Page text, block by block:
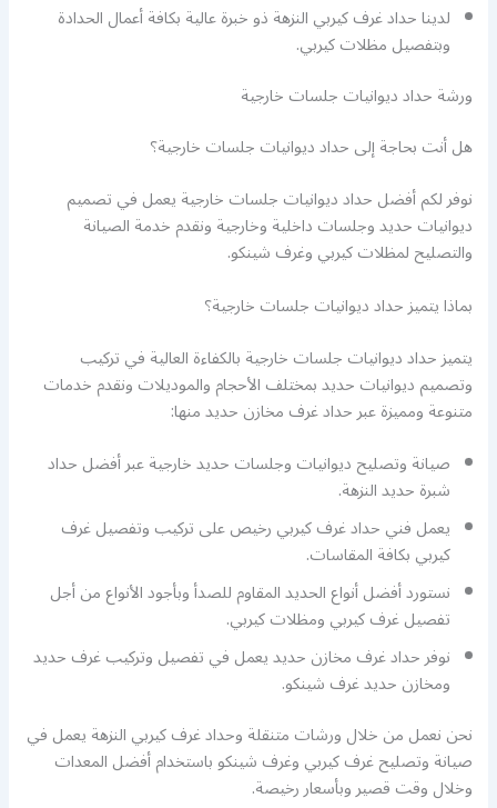
لدينا حداد غرف كيربي النزهة ذو خبرة عالية بكافة أعمال الحدادة
وبتفصيل مظلات كيربي.
ورشة حداد ديوانيات جلسات خارجية
هل أنت بحاجة إلى حداد ديوانيات جلسات خارجية؟
نوفر لكم أفضل حداد ديوانيات جلسات خارجية يعمل في تصميم
ديوانيات حديد وجلسات داخلية وخارجية ونقدم خدمة الصيانة
والتصليح لمظلات كيربي وغرف شينكو.
بماذا يتميز حداد ديوانيات جلسات خارجية؟
يتميز حداد ديوانيات جلسات خارجية بالكفاءة العالية في تركيب
وتصميم ديوانيات حديد بمختلف الأحجام والموديلات ونقدم خدمات
متنوعة ومميزة عبر حداد غرف مخازن حديد منها:
صيانة وتصليح ديوانيات وجلسات حديد خارجية عبر أفضل حداد
شبرة حديد النزهة.
يعمل فني حداد غرف كيربي رخيص على تركيب وتفصيل غرف
كيربي بكافة المقاسات.
نستورد أفضل أنواع الحديد المقاوم للصدأ وبأجود الأنواع من أجل
تفصيل غرف كيربي ومظلات كيربي.
نوفر حداد غرف مخازن حديد يعمل في تفصيل وتركيب غرف حديد
ومخازن حديد غرف شينكو.
نحن نعمل من خلال ورشات متنقلة وحداد غرف كيربي النزهة يعمل في
صيانة وتصليح غرف كيربي وغرف شينكو باستخدام أفضل المعدات
وخلال وقت قصير وبأسعار رخيصة.